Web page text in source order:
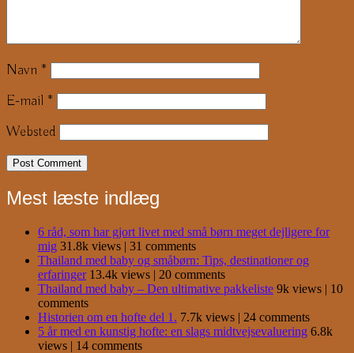
Navn *
E-mail *
Websted
Mest læste indlæg
6 råd, som har gjort livet med små børn meget dejligere for
mig 31.8k views | 31 comments
Thailand med baby og småbørn: Tips, destinationer og
erfaringer 13.4k views | 20 comments
Thailand med baby – Den ultimative pakkeliste 9k views | 10
comments
Historien om en hofte del 1. 7.7k views | 24 comments
5 år med en kunstig hofte: en slags midtvejsevaluering 6.8k
views | 14 comments